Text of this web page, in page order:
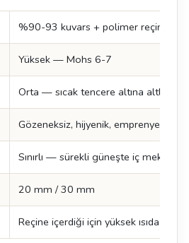
%90-93 kuvars + polimer reçine +
Yüksek — Mohs 6-7
Orta — sıcak tencere altına altlık şart
Gözeneksiz, hijyenik, emprenye
Sınırlı — sürekli güneşte iç mekan
20 mm / 30 mm
Reçine içerdiği için yüksek ısıda iz